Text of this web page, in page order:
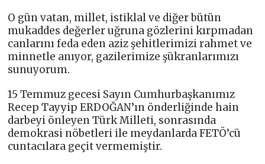
O gün vatan, millet, istiklal ve diğer bütün
mukaddes değerler uğruna gözlerini kırpmadan
canlarını feda eden aziz şehitlerimizi rahmet ve
minnetle anıyor, gazilerimize şükranlarımızı
sunuyorum.
15 Temmuz gecesi Sayın Cumhurbaşkanımız
Recep Tayyip ERDOĞAN’ın önderliğinde hain
darbeyi önleyen Türk Milleti, sonrasında
demokrasi nöbetleri ile meydanlarda FETÖ’cü
cuntacılara geçit vermemiştir.